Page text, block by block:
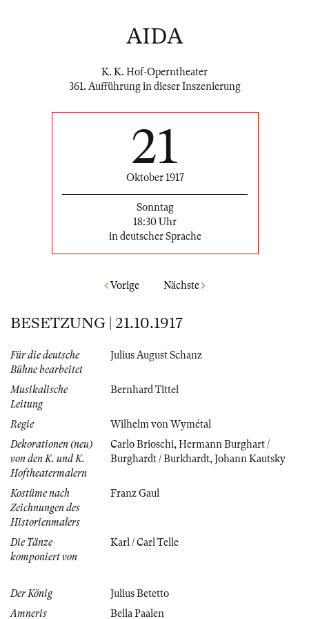
AIDA
K. K. Hof-Operntheater
361. Aufführung in dieser Inszenierung
21
Oktober 1917
Sonntag
18:30 Uhr
in deutscher Sprache
Vorige Nächste
BESETZUNG | 21.10.1917
Für die deutsche
Bühne bearbeitet
Julius August Schanz
Musikalische
Leitung
Bernhard Tittel
Regie
Wilhelm von Wymétal
Dekorationen (neu)
von den K. und K.
Hoftheatermalern
Carlo Brioschi,Hermann Burghart /
Burghardt / Burkhardt,Johann Kautsky
Kostüme nach
Zeichnungen des
Historienmalers
Franz Gaul
Die Tänze
komponiert von
Karl / Carl Telle
Der König
Julius Betetto
Amneris
Bella Paalen